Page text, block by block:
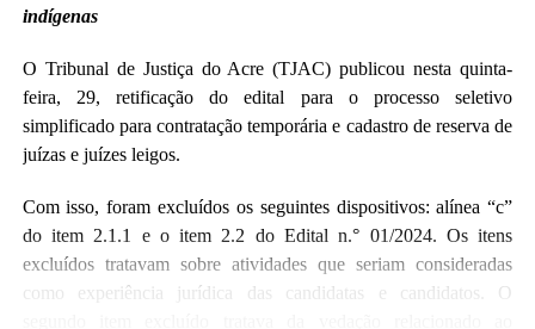
indígenas
O Tribunal de Justiça do Acre (TJAC) publicou nesta quinta-
feira, 29, retificação do edital para o processo seletivo
simplificado para contratação temporária e cadastro de reserva de
juízas e juízes leigos.
Com isso, foram excluídos os seguintes dispositivos: alínea “c”
do item 2.1.1 e o item 2.2 do Edital n.° 01/2024. Os itens
excluídos tratavam sobre atividades que seriam consideradas
como experiência jurídica das candidatas e candidatos. O